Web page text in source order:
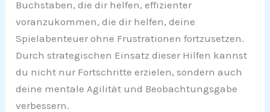
Buchstaben, die dir helfen, effizienter
voranzukommen, die dir helfen, deine
Spielabenteuer ohne Frustrationen fortzusetzen.
Durch strategischen Einsatz dieser Hilfen kannst
du nicht nur Fortschritte erzielen, sondern auch
deine mentale Agilität und Beobachtungsgabe
verbessern.